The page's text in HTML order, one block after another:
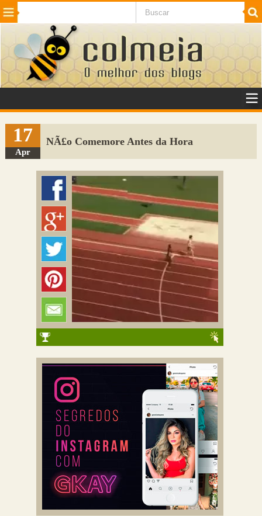
Beleza Cinema e TV
Internet Jogos NotÃ­cias SaÃºde
VeÃ­culos Adulto
Sugerir Link
Adicionar Blog
Colmeia Exchange
Perguntas Frequentes
17
Apr
NÃ£o Comemore Antes da Hora